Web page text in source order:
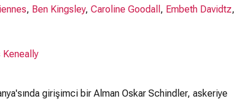
, Ben Kingsley, Caroline Goodall , Embeth Davidtz,
Keneally
girişimci bir Alman Oskar Schindler, askeriye